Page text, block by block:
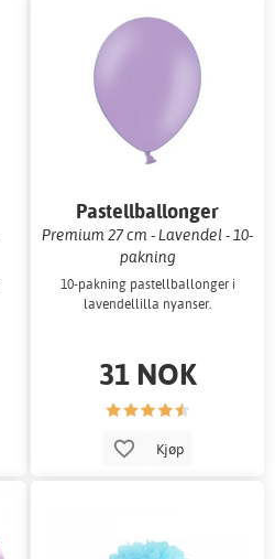
Pastellballonger
Premium 27 cm - Lavendel - 10-
pakning
10-pakning pastellballonger i
lavendellilla nyanser.
31 NOK
Kjøp